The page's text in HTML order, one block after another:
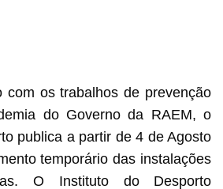
com os trabalhos de prevenção
do Governo da RAEM, o
publica a partir de 4 de Agosto
temporário das instalações
O Instituto do Desporto